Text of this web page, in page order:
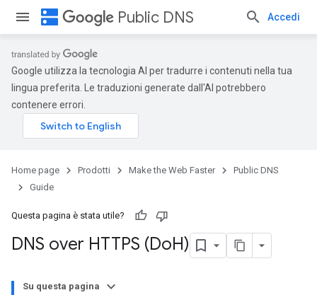
dns Public DNS Accedi
Google utilizza la tecnologia AI per tradurre i contenuti nella tua
lingua preferita. Le traduzioni generate dall'AI potrebbero
contenere errori.
Home page Prodotti Make the Web Faster
Public DNS
Guide
Questa pagina è stata utile?
DNS over HTTPS (DoH)
Su questa pagina